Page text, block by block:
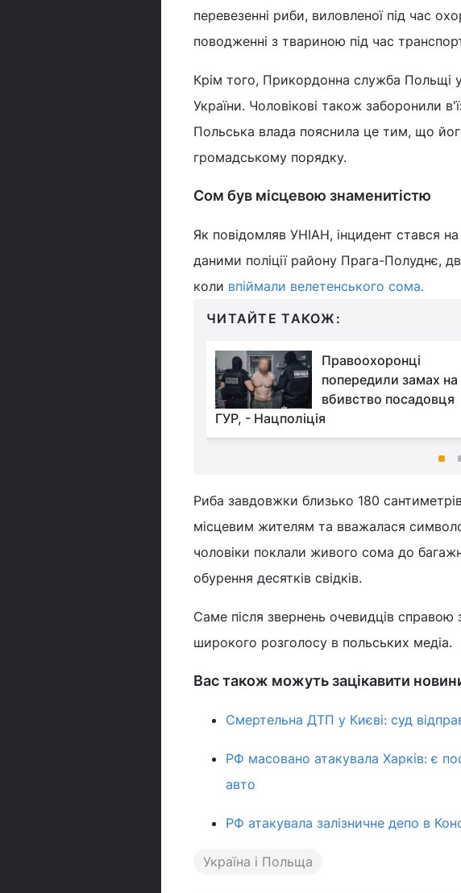
перевезенні риби, виловленої під час
поводженні з твариною під час
Крім того, Прикордонна служба Польщі
України. Чоловікові також заборонили
Польська влада пояснила це тим, що
громадському порядку.
Сом був місцевою знаменитістю
Як повідомляв УНІАН, інцидент стався
даними поліції району Прага-Полуднє,
коли впіймали велетенського сома.
ЧИТАЙТЕ ТАКОЖ:
Правоохоронці
попередили замах на
вбивство посадовця
ГУР, - Нацполіція
Риба завдовжки близько 180
місцевим жителям та вважалася
чоловіки поклали живого сома до
обурення десятків свідків.
Саме після звернень очевидців справою
широкого розголосу в польських медіа.
Вас також можуть зацікавити
Смертельна ДТП у Києві: суд
РФ масовано атакувала Харків: є
авто
РФ атакувала залізничне депо в
Україна і Польща